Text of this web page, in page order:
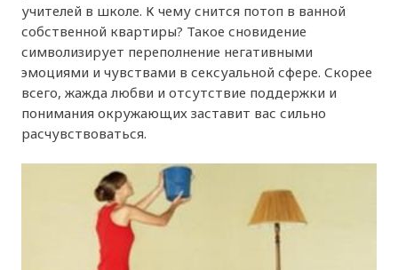
учителей в школе. К чему снится потоп в ванной
собственной квартиры? Такое сновидение
символизирует переполнение негативными
эмоциями и чувствами в сексуальной сфере. Скорее
всего, жажда любви и отсутствие поддержки и
понимания окружающих заставит вас сильно
расчувствоваться.